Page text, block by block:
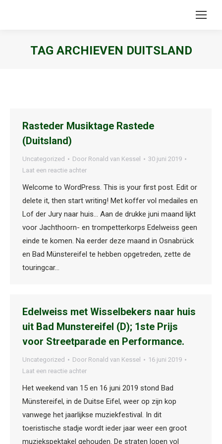
TAG ARCHIEVEN DUITSLAND
Rasteder Musiktage Rastede
(Duitsland)
Uncategorized Door Ronald van Kessel
30 juni 2019
Laat een reactie achter
Welcome to WordPress. This is your first post. Edit or
delete it, then start writing! Met koffer vol medailes en
Lof der Jury naar huis… Aan de drukke juni maand lijkt
voor Jachthoorn- en trompetterkorps Edelweiss geen
einde te komen. Na eerder deze maand in Osnabrück
en Bad Münstereifel te hebben opgetreden, zette de
touringcar…
Edelweiss met Wisselbekers naar huis
uit Bad Munstereifel (D); 1ste Prijs
voor Streetparade en Performance.
Uncategorized Door Ronald van Kessel
16 juni 2019
Laat een reactie achter
Het weekend van 15 en 16 juni 2019 stond Bad
Münstereifel, in de Duitse Eifel, weer op zijn kop
vanwege het jaarlijkse muziekfestival. In dit
toeristische stadje wordt ieder jaar weer een groot
muziekspektakel gehouden. De straten lopen vol